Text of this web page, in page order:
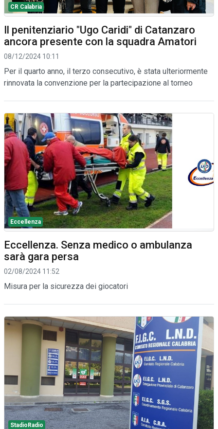
CR Calabria
Il penitenziario "Ugo Caridi" di Catanzaro
ancora presente con la squadra Amatori
08/12/2024 10:11
Per il quarto anno, il terzo consecutivo, è stata ulteriormente
rinnovata la convenzione per la partecipazione al torneo
Eccellenza
Eccellenza. Senza medico o ambulanza
sarà gara persa
02/08/2024 11:52
Misura per la sicurezza dei giocatori
StadioRadio